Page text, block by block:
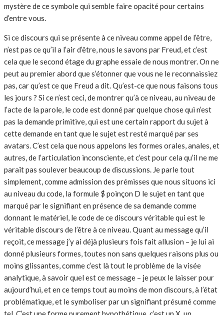
mystère de ce symbole qui semble faire opacité pour certains
d’entre vous.
Si ce discours qui se présente à ce niveau comme appel de l’être,
n’est pas ce qu’il a l’air d’être, nous le savons par Freud, et c’est
cela que le second étage du graphe essaie de nous montrer. On ne
peut au premier abord que s’étonner que vous ne le reconnaissiez
pas, car qu’est ce que Freud a dit. Qu’est-ce que nous faisons tous
les jours ? Si ce n’est ceci, de montrer qu’à ce niveau, au niveau de
l’acte de la parole, le code est donné par quelque chose qui n’est
pas la demande primitive, qui est une certain rapport du sujet à
cette demande en tant que le sujet est resté marqué par ses
avatars. C’est cela que nous appelons les formes orales, anales, et
autres, de l’articulation inconsciente, et c’est pour cela qu’il ne me
paraît pas soulever beaucoup de discussions. Je parle tout
simplement, comme admission des prémisses que nous situons ici
au niveau du code, la formule $ poinçon D le sujet en tant que
marqué par le signifiant en présence de sa demande comme
donnant le matériel, le code de ce discours véritable qui est le
véritable discours de l’être à ce niveau. Quant au message qu’il
reçoit, ce message j’y ai déjà plusieurs fois fait allusion – je lui ai
donné plusieurs formes, toutes non sans quelques raisons plus ou
moins glissantes, comme c’est là tout le problème de la visée
analytique, à savoir quel est ce message – je peux le laisser pour
aujourd’hui, et en ce temps tout au moins de mon discours, à l’état
problématique, et le symboliser par un signifiant présumé comme